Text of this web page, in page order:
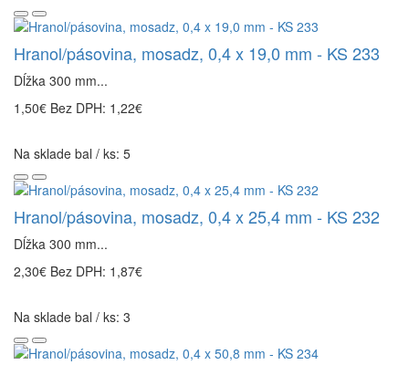
Hranol/pásovina, mosadz, 0,4 x 19,0 mm - KS 233
Dĺžka 300 mm...
1,50€ Bez DPH: 1,22€
Na sklade bal / ks: 5
Hranol/pásovina, mosadz, 0,4 x 25,4 mm - KS 232
Dĺžka 300 mm...
2,30€ Bez DPH: 1,87€
Na sklade bal / ks: 3